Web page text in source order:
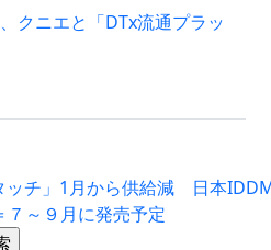
クニエと「DTx流通プラッ
チ」1月から供給減 日本
～９月に発売予定